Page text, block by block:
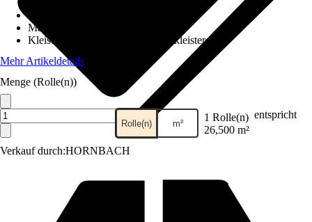
Verkauf durch:HORNBACH
Maße (BxH)
Kleisterempfehlung
Vliestapetenkleister
Mehr Artikeldetails
Menge (Rolle(n))
Rolle(n) m² 1 Rolle(n) entspricht
26,500 m²